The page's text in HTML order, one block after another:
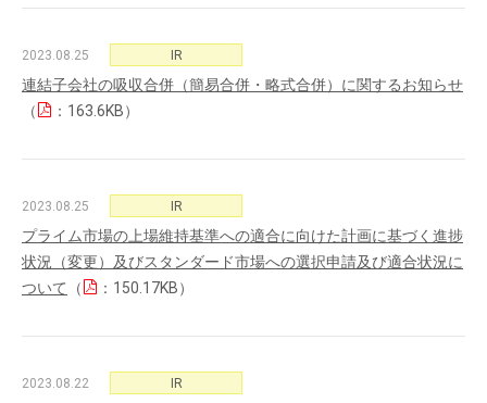
2023.08.25 IR
連結子会社の吸収合併（簡易合併・略式合併）に関するお知らせ
（
：163.6KB）
2023.08.25 IR
プライム市場の上場維持基準への適合に向けた計画に基づく進捗
状況（変更）及びスタンダード市場への選択申請及び適合状況に
ついて
（ ：150.17KB）
2023.08.22 IR